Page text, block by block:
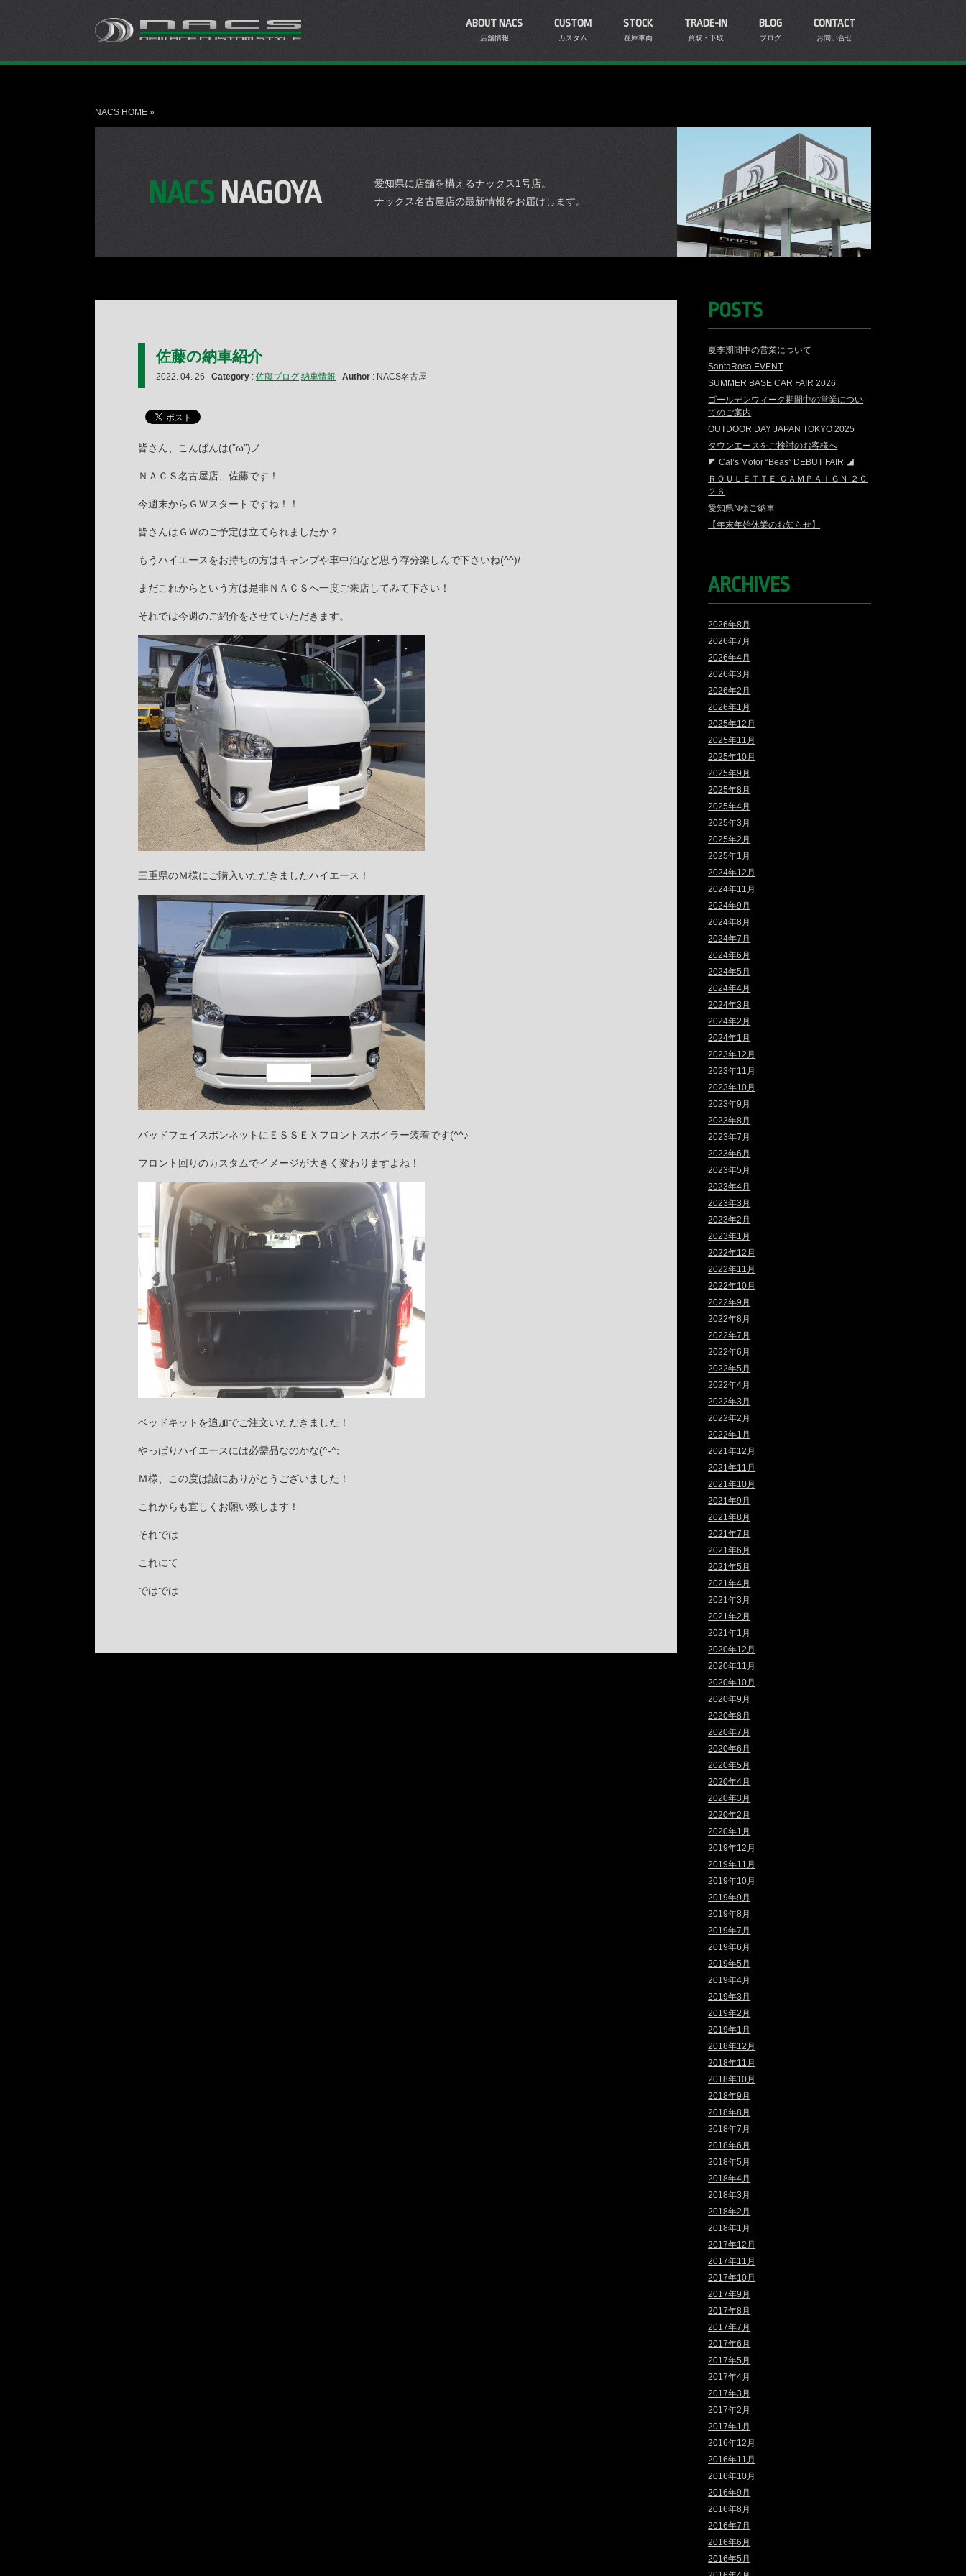
ABOUT NACS
店舗情報
CUSTOM
カスタム
STOCK
在庫車両
TRADE-IN
買取・下取
BLOG
ブログ
CONTACT
お問い合せ
NACS HOME »
NACSNAGOYA
愛知県に店舗を構えるナックス1号店。
ナックス名古屋店の最新情報をお届けします。
佐藤の納車紹介
2022. 04. 26 Category : 佐藤ブログ,納車情報 Author : NACS名古屋
皆さん、こんばんは(”ω”)ノ
ＮＡＣＳ名古屋店、佐藤です！
今週末からＧＷスタートですね！！
皆さんはＧＷのご予定は立てられましたか？
もうハイエースをお持ちの方はキャンプや車中泊など思う存分楽しんで下さいね(^^)/
まだこれからという方は是非ＮＡＣＳへ一度ご来店してみて下さい！
それでは今週のご紹介をさせていただきます。
三重県のＭ様にご購入いただきましたハイエース！
バッドフェイスボンネットにＥＳＳＥＸフロントスポイラー装着です(^^♪
フロント回りのカスタムでイメージが大きく変わりますよね！
ベッドキットを追加でご注文いただきました！
やっぱりハイエースには必需品なのかな(^-^;
Ｍ様、この度は誠にありがとうございました！
これからも宜しくお願い致します！
それでは
これにて
ではでは
POSTS
夏季期間中の営業について
SantaRosa EVENT
SUMMER BASE CAR FAIR 2026
ゴールデンウィーク期間中の営業につい
てのご案内
OUTDOOR DAY JAPAN TOKYO 2025
タウンエースをご検討のお客様へ
◤ Cal’s Motor “Beas” DEBUT FAIR ◢
ＲＯＵＬＥＴＴＥ ＣＡＭＰＡＩＧＮ ２０
２６
愛知県N様ご納車
【年末年始休業のお知らせ】
ARCHIVES
2026年8月
2026年7月
2026年4月
2026年3月
2026年2月
2026年1月
2025年12月
2025年11月
2025年10月
2025年9月
2025年8月
2025年4月
2025年3月
2025年2月
2025年1月
2024年12月
2024年11月
2024年9月
2024年8月
2024年7月
2024年6月
2024年5月
2024年4月
2024年3月
2024年2月
2024年1月
2023年12月
2023年11月
2023年10月
2023年9月
2023年8月
2023年7月
2023年6月
2023年5月
2023年4月
2023年3月
2023年2月
2023年1月
2022年12月
2022年11月
2022年10月
2022年9月
2022年8月
2022年7月
2022年6月
2022年5月
2022年4月
2022年3月
2022年2月
2022年1月
2021年12月
2021年11月
2021年10月
2021年9月
2021年8月
2021年7月
2021年6月
2021年5月
2021年4月
2021年3月
2021年2月
2021年1月
2020年12月
2020年11月
2020年10月
2020年9月
2020年8月
2020年7月
2020年6月
2020年5月
2020年4月
2020年3月
2020年2月
2020年1月
2019年12月
2019年11月
2019年10月
2019年9月
2019年8月
2019年7月
2019年6月
2019年5月
2019年4月
2019年3月
2019年2月
2019年1月
2018年12月
2018年11月
2018年10月
2018年9月
2018年8月
2018年7月
2018年6月
2018年5月
2018年4月
2018年3月
2018年2月
2018年1月
2017年12月
2017年11月
2017年10月
2017年9月
2017年8月
2017年7月
2017年6月
2017年5月
2017年4月
2017年3月
2017年2月
2017年1月
2016年12月
2016年11月
2016年10月
2016年9月
2016年8月
2016年7月
2016年6月
2016年5月